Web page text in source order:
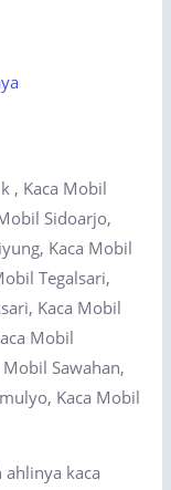
, Kaca Mobil
Sidoarjo,
Kaca Mobil
Tegalsari,
Kaca Mobil
Mobil
Sawahan,
Kaca Mobil
ahlinya kaca